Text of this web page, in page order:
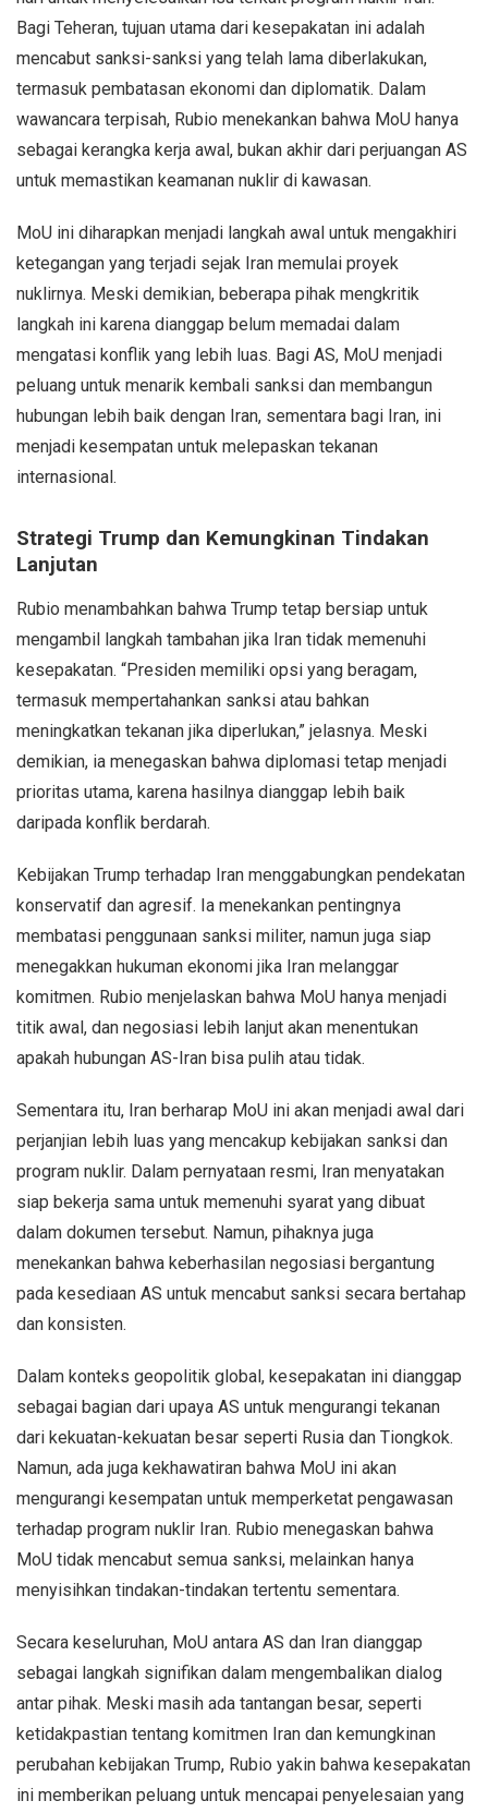
Bagi Teheran, tujuan utama dari kesepakatan ini adalah
mencabut sanksi-sanksi yang telah lama diberlakukan,
termasuk pembatasan ekonomi dan diplomatik. Dalam
wawancara terpisah, Rubio menekankan bahwa MoU hanya
sebagai kerangka kerja awal, bukan akhir dari perjuangan AS
untuk memastikan keamanan nuklir di kawasan.
MoU ini diharapkan menjadi langkah awal untuk mengakhiri
ketegangan yang terjadi sejak Iran memulai proyek
nuklirnya. Meski demikian, beberapa pihak mengkritik
langkah ini karena dianggap belum memadai dalam
mengatasi konflik yang lebih luas. Bagi AS, MoU menjadi
peluang untuk menarik kembali sanksi dan membangun
hubungan lebih baik dengan Iran, sementara bagi Iran, ini
menjadi kesempatan untuk melepaskan tekanan
internasional.
Strategi Trump dan Kemungkinan Tindakan
Lanjutan
Rubio menambahkan bahwa Trump tetap bersiap untuk
mengambil langkah tambahan jika Iran tidak memenuhi
kesepakatan. “Presiden memiliki opsi yang beragam,
termasuk mempertahankan sanksi atau bahkan
meningkatkan tekanan jika diperlukan,” jelasnya. Meski
demikian, ia menegaskan bahwa diplomasi tetap menjadi
prioritas utama, karena hasilnya dianggap lebih baik
daripada konflik berdarah.
Kebijakan Trump terhadap Iran menggabungkan pendekatan
konservatif dan agresif. Ia menekankan pentingnya
membatasi penggunaan sanksi militer, namun juga siap
menegakkan hukuman ekonomi jika Iran melanggar
komitmen. Rubio menjelaskan bahwa MoU hanya menjadi
titik awal, dan negosiasi lebih lanjut akan menentukan
apakah hubungan AS-Iran bisa pulih atau tidak.
Sementara itu, Iran berharap MoU ini akan menjadi awal dari
perjanjian lebih luas yang mencakup kebijakan sanksi dan
program nuklir. Dalam pernyataan resmi, Iran menyatakan
siap bekerja sama untuk memenuhi syarat yang dibuat
dalam dokumen tersebut. Namun, pihaknya juga
menekankan bahwa keberhasilan negosiasi bergantung
pada kesediaan AS untuk mencabut sanksi secara bertahap
dan konsisten.
Dalam konteks geopolitik global, kesepakatan ini dianggap
sebagai bagian dari upaya AS untuk mengurangi tekanan
dari kekuatan-kekuatan besar seperti Rusia dan Tiongkok.
Namun, ada juga kekhawatiran bahwa MoU ini akan
mengurangi kesempatan untuk memperketat pengawasan
terhadap program nuklir Iran. Rubio menegaskan bahwa
MoU tidak mencabut semua sanksi, melainkan hanya
menyisihkan tindakan-tindakan tertentu sementara.
Secara keseluruhan, MoU antara AS dan Iran dianggap
sebagai langkah signifikan dalam mengembalikan dialog
antar pihak. Meski masih ada tantangan besar, seperti
ketidakpastian tentang komitmen Iran dan kemungkinan
perubahan kebijakan Trump, Rubio yakin bahwa kesepakatan
ini memberikan peluang untuk mencapai penyelesaian yang